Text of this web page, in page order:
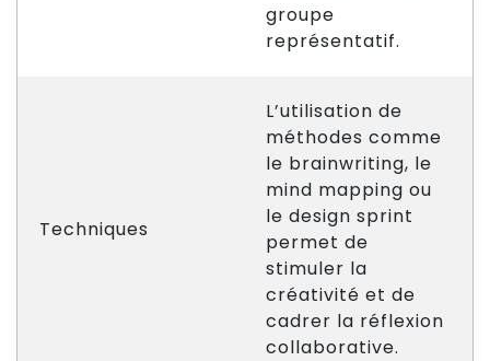
groupe
représentatif.
Techniques
L’utilisation de
méthodes comme
le brainwriting, le
mind mapping ou
le design sprint
permet de
stimuler la
créativité et de
cadrer la réflexion
collaborative.